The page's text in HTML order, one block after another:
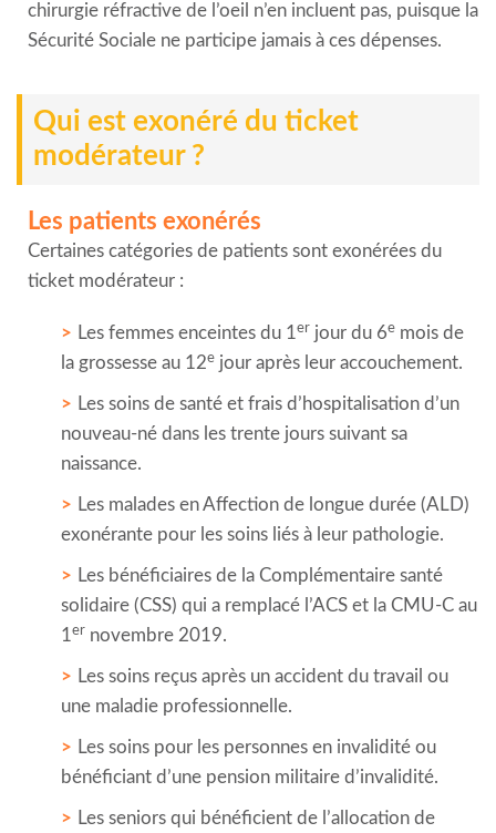
chirurgie réfractive de l’oeil n’en incluent pas, puisque la
Sécurité Sociale ne participe jamais à ces dépenses.
Qui est exonéré du ticket
modérateur ?
Les patients exonérés
Certaines catégories de patients sont exonérées du
ticket modérateur :
Les femmes enceintes du 1er jour du 6e mois de
la grossesse au 12e jour après leur accouchement.
Les soins de santé et frais d’hospitalisation d’un
nouveau-né dans les trente jours suivant sa
naissance.
Les malades en Affection de longue durée (ALD)
exonérante pour les soins liés à leur pathologie.
Les bénéficiaires de la Complémentaire santé
solidaire (CSS) qui a remplacé l’ACS et la CMU-C au
1er novembre 2019.
Les soins reçus après un accident du travail ou
une maladie professionnelle.
Les soins pour les personnes en invalidité ou
bénéficiant d’une pension militaire d’invalidité.
Les seniors qui bénéficient de l’allocation de